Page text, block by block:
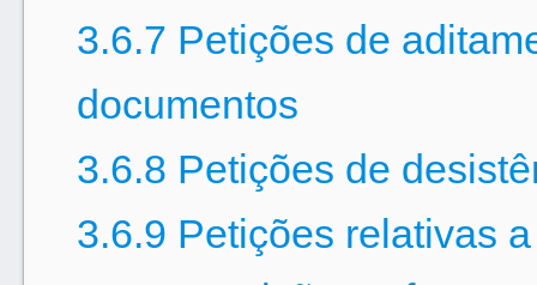
3.6.7 Petições de
documentos
3.6.8 Petições de
3.6.9 Petições relativas